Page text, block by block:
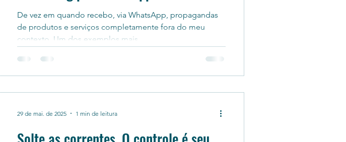
De vez em quando recebo, via WhatsApp, propagandas
de produtos e serviços completamente fora do meu
contexto. Um dos exemplos mais...
29 de mai. de 2025 1 min de leitura